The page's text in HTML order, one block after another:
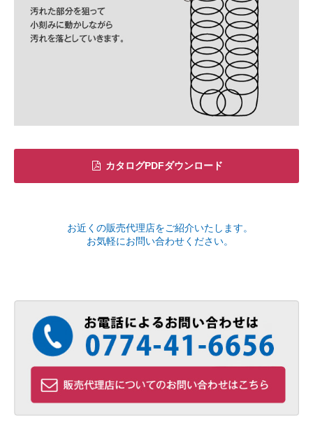
カタログPDFダウンロード
お近くの販売代理店をご紹介いたします。
お気軽にお問い合わせください。